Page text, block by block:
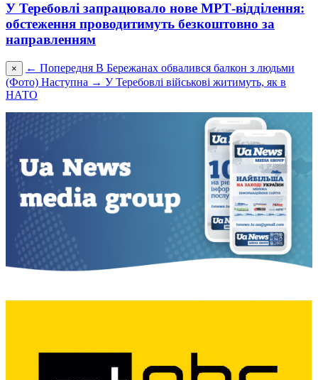
У Теребовлі запрацювало нове МРТ-відділення:
обстеження проводитимуть безкоштовно за
направленням
× ← Попередня В Бережанах обвалився балкон з людьми
(Фото) Наступна → У Теребовлі військові житимуть, як в
НАТО